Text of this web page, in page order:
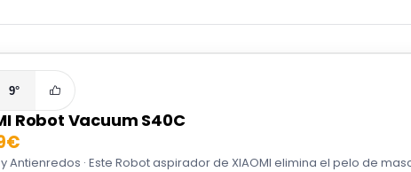
9°
Robot Vacuum S40C
Antienredos · Este Robot aspirador de XIAOMI elimina el pelo de